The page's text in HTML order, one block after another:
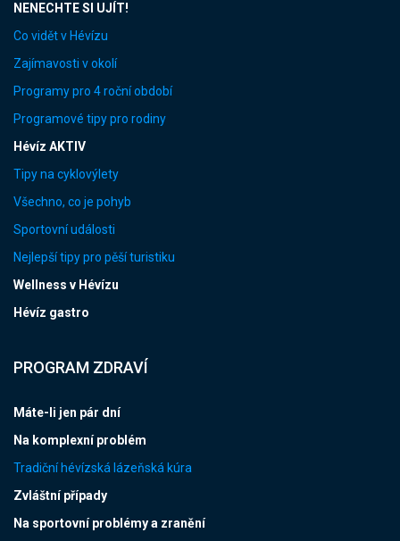
NENECHTE SI UJÍT!
Co vidět v Hévízu
Zajímavosti v okolí
Programy pro 4 roční období
Programové tipy pro rodiny
Hévíz AKTIV
Tipy na cyklovýlety
Všechno, co je pohyb
Sportovní události
Nejlepší tipy pro pěší turistiku
Wellness v Hévízu
Hévíz gastro
PROGRAM ZDRAVÍ
Máte-li jen pár dní
Na komplexní problém
Tradiční hévízská lázeňská kúra
Zvláštní případy
Na sportovní problémy a zranění